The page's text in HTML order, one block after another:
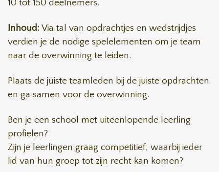
10 tot 150 deelnemers.
Inhoud: Via tal van opdrachtjes en wedstrijdjes
verdien je de nodige spelelementen om je team
naar de overwinning te leiden.
Plaats de juiste teamleden bij de juiste opdrachten
en ga samen voor de overwinning.
Ben je een school met uiteenlopende leerling
profielen?
Zijn je leerlingen graag competitief, waarbij ieder
lid van hun groep tot zijn recht kan komen?